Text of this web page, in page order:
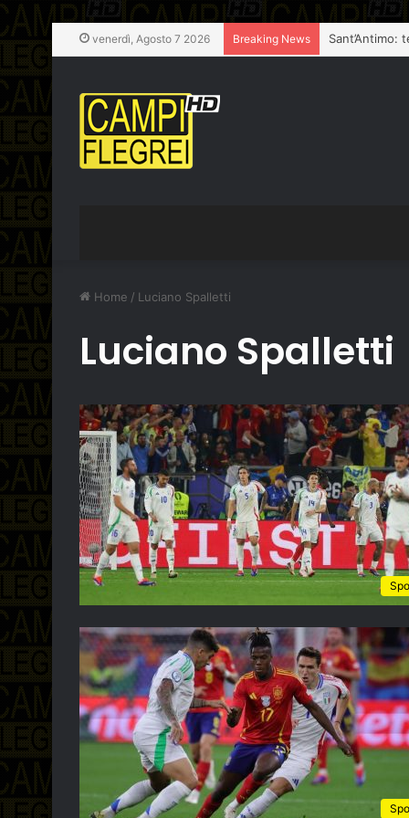
venerdì, Agosto 7 2026 Breaking News
Home / Luciano Spalletti
Luciano Spalletti